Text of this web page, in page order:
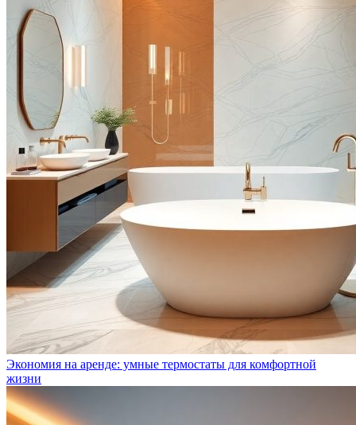
Экономия на аренде: умные термостаты для комфортной
жизни